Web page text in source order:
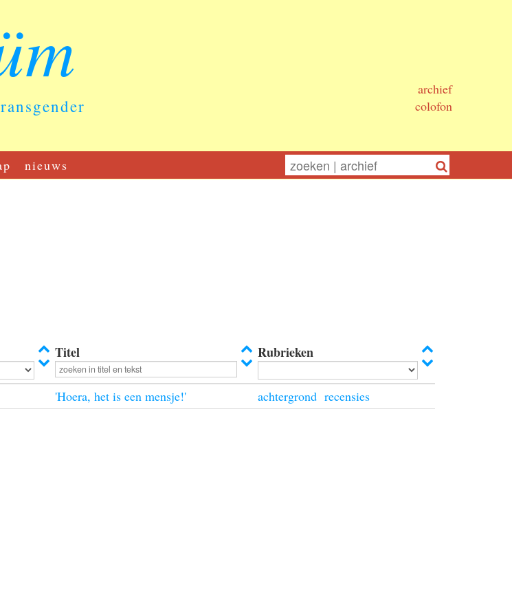
archief
colofon
nieuws
Titel Rubrieken
'Hoera, het is een mensje!' achtergrond recensies